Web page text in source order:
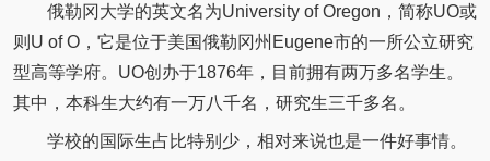
俄勒冈大学的英文名为University of Oregon，简称UO或
则U of O，它是位于美国俄勒冈州Eugene市的一所公立研究
型高等学府。UO创办于1876年，目前拥有两万多名学生。
其中，本科生大约有一万八千名，研究生三千多名。
学校的国际生占比特别少，相对来说也是一件好事情。